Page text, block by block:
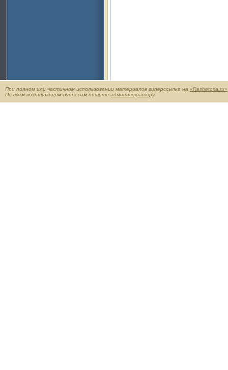
При полном или частичном использовании материалов гиперссылка на «Reshetoria.ru»
По всем возникающим вопросам пишите администратору.